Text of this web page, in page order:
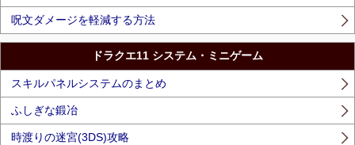
呪文ダメージを軽減する方法
ドラクエ11 システム・ミニゲーム
スキルパネルシステムのまとめ
ふしぎな鍛冶
時渡りの迷宮(3DS)攻略